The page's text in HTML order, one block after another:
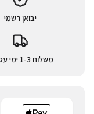
יבואן רשמי
משלוח 1-3 ימי עסקים